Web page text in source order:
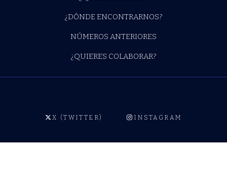
¿DÓNDE ENCONTRARNOS?
NÚMEROS ANTERIORES
¿QUIERES COLABORAR?
X (TWITTER) INSTAGRAM